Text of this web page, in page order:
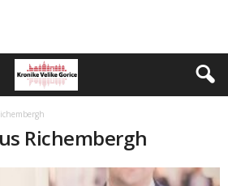
Richembergh